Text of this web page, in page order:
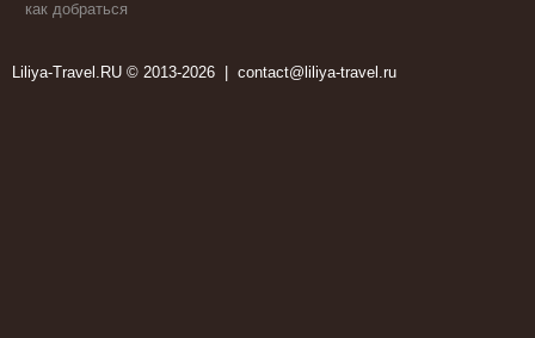
как добраться
Liliya-Travel.RU © 2013-2026 | contact@liliya-travel.ru